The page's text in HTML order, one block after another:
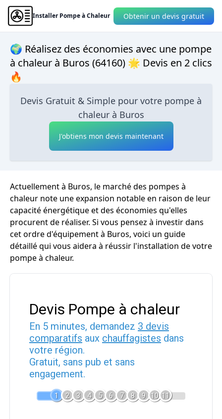
Installer Pompe à Chaleur Obtenir un devis gratuit
🌍 Réalisez des économies avec une pompe
à chaleur à Buros (64160) 🌟 Devis en 2 clics
🔥
Devis Gratuit & Simple pour votre pompe à
chaleur à Buros
J'obtiens mon devis maintenant
Actuellement à Buros, le marché des pompes à
chaleur note une expansion notable en raison de leur
capacité énergétique et des économies qu'elles
procurent de réaliser. Si vous pensez à investir dans
cet ordre d'équipement à Buros, voici un guide
détaillé qui vous aidera à réussir l'installation de votre
pompe à chaleur.
Devis Pompe à chaleur
En 5 minutes, demandez 3 devis
comparatifs aux chauffagistes dans
votre région.
Gratuit, sans pub et sans
engagement.
1 2 3 4 5 6 7 8 9 10 11